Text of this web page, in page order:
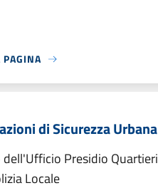
PAGINA
di Sicurezza Urbana
dell'Ufficio Presidio Quartieri
Locale